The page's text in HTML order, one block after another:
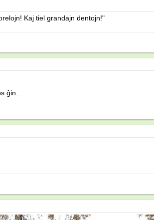
Kaj tiel grandajn dentojn!"
ĝin...